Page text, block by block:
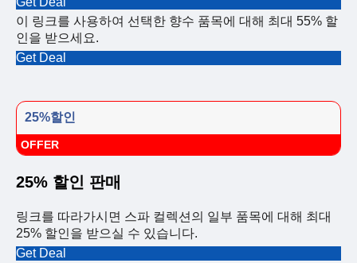
이 링크를 사용하여 선택한 향수 품목에 대해 최대 55% 할
인을 받으세요.
Get Deal
25%할인
OFFER
25% 할인 판매
링크를 따라가시면 스파 컬렉션의 일부 품목에 대해 최대
25% 할인을 받으실 수 있습니다.
Get Deal